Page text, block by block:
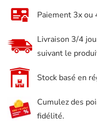
Module
d'outils
servante
torx
btr
Paiement 3x ou
Livraison 3/4
suivant le
Stock basé en
Cumulez des
fidélité.